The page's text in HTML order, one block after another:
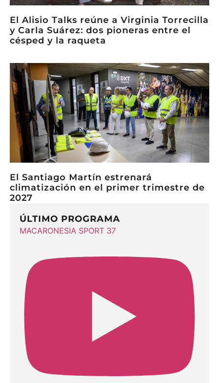
El Alisio Talks reúne a Virginia Torrecilla
y Carla Suárez: dos pioneras entre el
césped y la raqueta
El Santiago Martín estrenará
climatización en el primer trimestre de
2027
ÚLTIMO PROGRAMA
MACARONESIA SPORT 37